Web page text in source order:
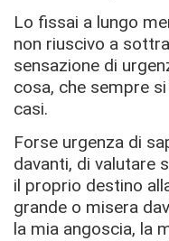
Lo fissai a lungo
non riuscivo a
sensazione di
cosa, che sempre
casi.
Forse urgenza di
davanti, di valutare
il proprio destino
grande o misera
la mia angoscia, la